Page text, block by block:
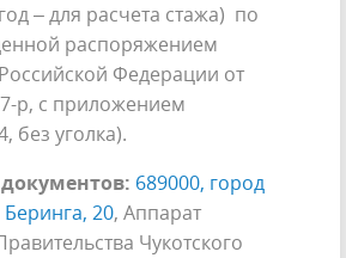
– для расчета стажа) по
распоряжением
Федерации от
р, с приложением
без уголка).
689000, город
20, Аппарат
Чукотского